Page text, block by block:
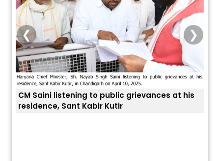
his
❮ ❯